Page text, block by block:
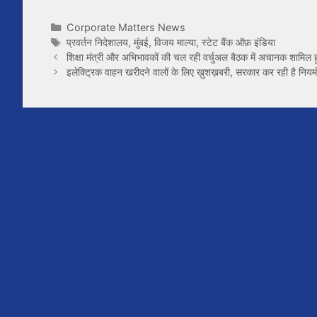
Categories
Corporate Matters News
Tags
प्रवर्तन निदेशालय, मुंबई, विजय माल्या, स्टेट बैंक ऑफ़ इंडिया
शिक्षा मंत्री और अभिभावकों की चल रही वर्चुअल बैठक में अचानक शामिल
इलेक्ट्रिक वाहन खरीदने वालों के लिए ख़ुशख़बरी, सरकार कर रही है